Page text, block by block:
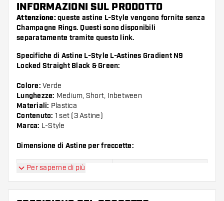
INFORMAZIONI SUL PRODOTTO
Attenzione:queste astine L-Style vengono fornite senza
Champagne Rings. Questi sono disponibili
separatamente tramite questolink.
Specifiche di Astine L-Style L-Astines Gradient N9
Locked Straight Black & Green:
Colore: Verde
Lunghezze: Medium, Short, Inbetween
Materiali: Plastica
Contenuto: 1 set (3 Astine)
Marca: L-Style
Dimensione di Astine per freccette:
Dimensioni:
Dimensioni 190 Short, 33 mm
Per saperne di più